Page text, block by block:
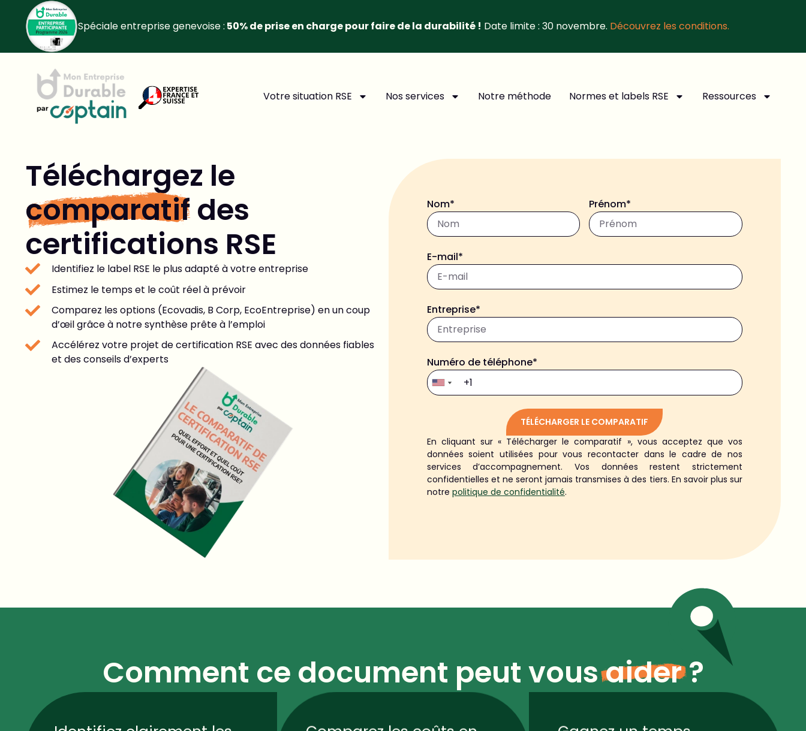
Spéciale entreprise genevoise : 50% de prise en charge pour faire de la durabilité ! Date limite : 30 novembre. Découvrez les conditions.
Votre situation RSE Nos services Notre méthode Normes et labels RSE Ressources
Téléchargez le
comparatifdes
certifications RSE
Identifiez le label RSE le plus adapté à votre entreprise
Estimez le temps et le coût réel à prévoir
Comparez les options (Ecovadis, B Corp, EcoEntreprise) en un coup
d’œil grâce à notre synthèse prête à l’emploi
Accélérez votre projet de certification RSE avec des données fiables
et des conseils d’experts
Nom* Prénom*
E-mail*
Entreprise*
Numéro de téléphone*
TÉLÉCHARGER LE COMPARATIF
Alternative:
En cliquant sur « Télécharger le comparatif », vous acceptez que vos
données soient utilisées pour vous recontacter dans le cadre de nos
services d’accompagnement. Vos données restent strictement
confidentielles et ne seront jamais transmises à des tiers. En savoir plus sur
notre politique de confidentialité.
Comment ce document peut vousaider?